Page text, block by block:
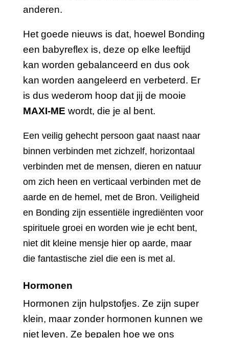
anderen.
Het goede nieuws is dat, hoewel Bonding
een babyreflex is, deze op elke leeftijd
kan worden gebalanceerd en dus ook
kan worden aangeleerd en verbeterd. Er
is dus wederom hoop dat jij de mooie
MAXI-ME wordt, die je al bent.
Een veilig gehecht persoon gaat naast naar
binnen verbinden met zichzelf, horizontaal
verbinden met de mensen, dieren en natuur
om zich heen en verticaal verbinden met de
aarde en de hemel, met de Bron. Veiligheid
en Bonding zijn essentiële ingrediënten voor
spirituele groei en worden wie je echt bent,
niet dit kleine mensje hier op aarde, maar
die fantastische ziel die een is met al.
Hormonen
Hormonen zijn hulpstofjes. Ze zijn super
klein, maar zonder hormonen kunnen we
niet leven. Ze bepalen hoe we ons